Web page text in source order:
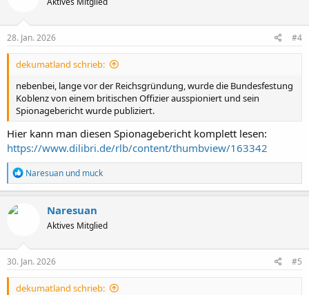
n
e
28. Jan. 2026 #4
dekumatland schrieb:
nebenbei, lange vor der Reichsgründung, wurde die Bundesfestung
Koblenz von einem britischen Offizier ausspioniert und sein
Spionagebericht wurde publiziert.
Hier kann man diesen Spionagebericht komplett lesen:
https://www.dilibri.de/rlb/content/thumbview/163342
R
e
a
n
e
Naresuan und muck
Naresuan
Aktives Mitglied
30. Jan. 2026 #5
dekumatland schrieb: